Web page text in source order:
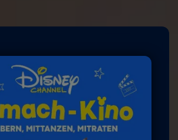
Lady´s Night am